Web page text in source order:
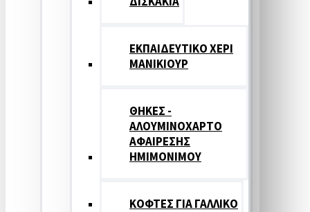
ΕΚΠΑΙΔΕΥΤΙΚΟ ΧΕΡΙ
ΜΑΝΙΚΙΟΥΡ
ΘΗΚΕΣ -
ΑΛΟΥΜΙΝΟΧΑΡΤΟ
ΑΦΑΙΡΕΣΗΣ
ΗΜΙΜΟΝΙΜΟΥ
ΚΟΦΤΕΣ ΓΙΑ ΓΑΛΛΙΚΟ